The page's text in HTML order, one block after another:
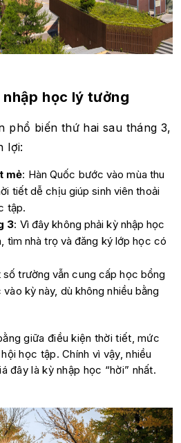
học lý tưởng
phổ biến thứ hai sau tháng 3,
lợi:
mẻ: Hàn Quốc bước vào mùa thu
tiết dễ chịu giúp sinh viên thoải
tập.
3: Vì đây không phải kỳ nhập học
tìm nhà trọ và đăng ký lớp học có
số trường vẫn cung cấp học bổng
kỳ này, dù không nhiều bằng
giữa điều kiện thời tiết, mức
học tập. Chính vì vậy, nhiều
đây là kỳ nhập học “hời” nhất.